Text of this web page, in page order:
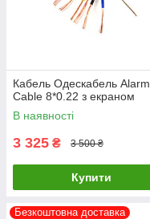
Кабель Одескабель Alarm
Cable 8*0.22 з екраном
В наявності
3 325 ₴ 3 500 ₴
Купити
Безкоштовна доставка